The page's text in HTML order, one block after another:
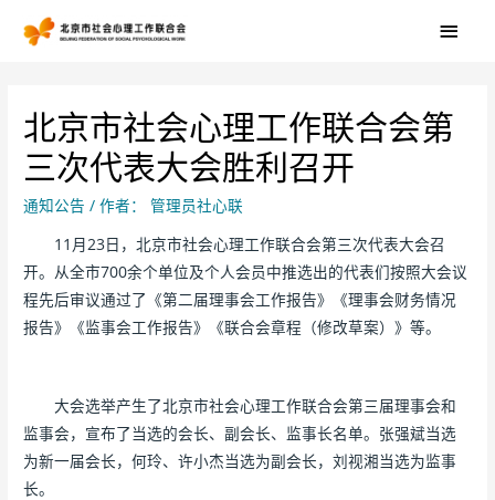
北京市社会心理工作联合会第
三次代表大会胜利召开
通知公告 / 作者：
管理员社心联
11月23日，北京市社会心理工作联合会第三次代表大会召
开。从全市700余个单位及个人会员中推选出的代表们按照大会议
程先后审议通过了《第二届理事会工作报告》《理事会财务情况
报告》《监事会工作报告》《联合会章程（修改草案）》等。
大会选举产生了北京市社会心理工作联合会第三届理事会和
监事会，宣布了当选的会长、副会长、监事长名单。张强斌当选
为新一届会长，何玲、许小杰当选为副会长，刘视湘当选为监事
长。